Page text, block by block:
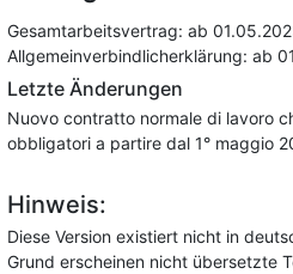
Gesamtarbeitsvertrag: ab
Allgemeinverbindlicherklärung: ab
Letzte Änderungen
Nuovo contratto normale di lavoro
obbligatori a partire dal 1° maggio
Hinweis:
Diese Version existiert nicht in
Grund erscheinen nicht übersetzte